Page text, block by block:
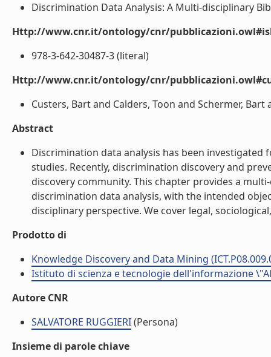
Discrimination Data Analysis: A Multi-disciplinary
Http://www.cnr.it/ontology/cnr/
978-3-642-30487-3 (literal)
Http://www.cnr.it/ontology/cnr/
Custers, Bart and Calders, Toon and Schermer, Bart
Abstract
Discrimination data analysis has been
studies. Recently, discrimination discovery and
discovery community. This chapter provides a
discrimination data analysis, with the intended
disciplinary perspective. We cover legal,
Prodotto di
Knowledge Discovery and Data Mining
Istituto di scienza e tecnologie dell'informazione
Autore CNR
SALVATORE RUGGIERI(Persona)
Insieme di parole chiave